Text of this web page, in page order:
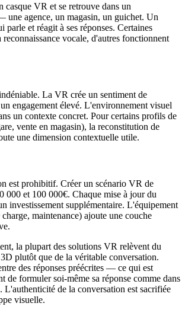
casque VR et se retrouve dans un
une agence, un magasin, un guichet. Un
parle et réagit à ses réponses. Certaines
vocale, d'autres fonctionnent
La VR crée un sentiment de
engagement élevé. L'environnement visuel
un contexte concret. Pour certains profils de
vente en magasin), la reconstitution de
une dimension contextuelle utile.
est prohibitif. Créer un scénario VR de
000 et 100 000€. Chaque mise à jour du
investissement supplémentaire. L'équipement
charge, maintenance) ajoute une couche
la plupart des solutions VR relèvent du
plutôt que de la véritable conversation.
des réponses préécrites — ce qui est
de formuler soi-même sa réponse comme dans
L'authenticité de la conversation est sacrifiée
visuelle.